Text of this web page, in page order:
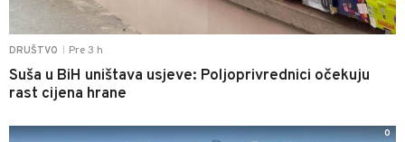
DRUŠTVO Pre 3 h
Suša u BiH uništava usjeve: Poljoprivrednici očekuju
rast cijena hrane
0